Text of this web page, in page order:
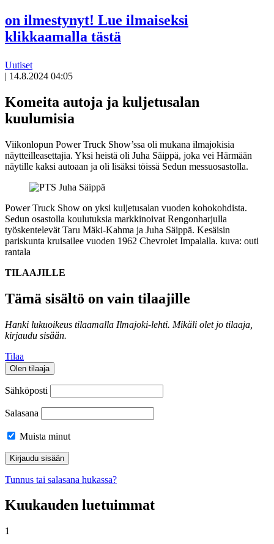
on ilmestynyt! Lue ilmaiseksi
klikkaamalla tästä
Uutiset
| 14.8.2024 04:05
Komeita autoja ja kuljetusalan
kuulumisia
Viikonlopun Power Truck Show’ssa oli mukana ilmajokisia
näytteilleasettajia. Yksi heistä oli Juha Säippä, joka vei Härmään
näytille kaksi autoaan ja oli lisäksi töissä Sedun messuosastolla.
Power Truck Show on yksi kuljetusalan vuoden kohokohdista.
Sedun osastolla koulutuksia markkinoivat Rengonharjulla
työskentelevät Taru Mäki-Kahma ja Juha Säippä. Kesäisin
pariskunta kruisailee vuoden 1962 Chevrolet Impalalla. kuva: outi
rantala
TILAAJILLE
Tämä sisältö on vain tilaajille
Hanki lukuoikeus tilaamalla Ilmajoki-lehti. Mikäli olet jo tilaaja,
kirjaudu sisään.
Tilaa
Olen tilaaja
Sähköposti
Salasana
Muista minut
Tunnus tai salasana hukassa?
Kuukauden luetuimmat
1